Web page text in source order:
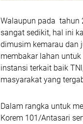
Walaupun pada tahun
sangat sedikit, hal ini
dimusim kemarau dan
membakar lahan
instansi terkait baik
masyarakat yang
Dalam rangka untuk
Korem 101/Antasari